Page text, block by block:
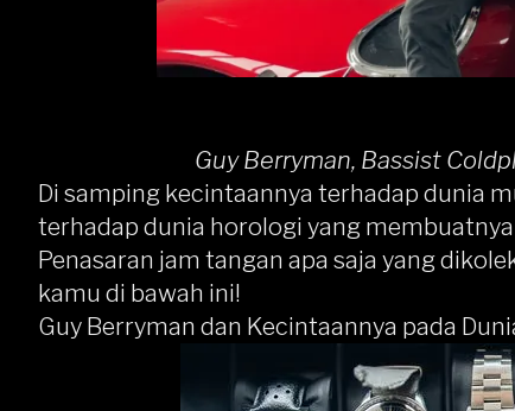
Guy Berryman, Bassist
Di samping kecintaannya terhadap dunia
terhadap dunia horologi yang
Penasaran jam tangan apa saja yang
kamu di bawah ini!
Guy Berryman dan Kecintaannya pada